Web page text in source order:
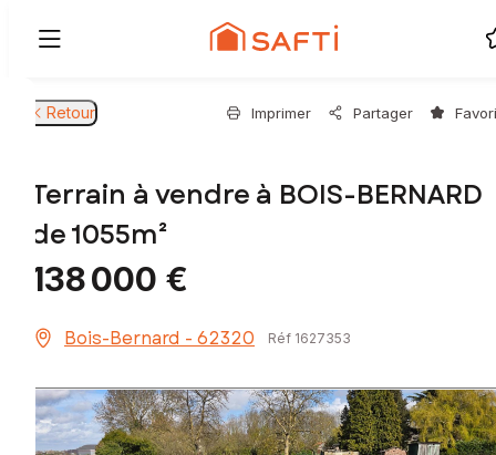
Retour Imprimer Partager
Terrain à vendre à BOIS-BERNARD
de 1055m²
138 000 €
Bois-Bernard - 62320 Réf 1627353